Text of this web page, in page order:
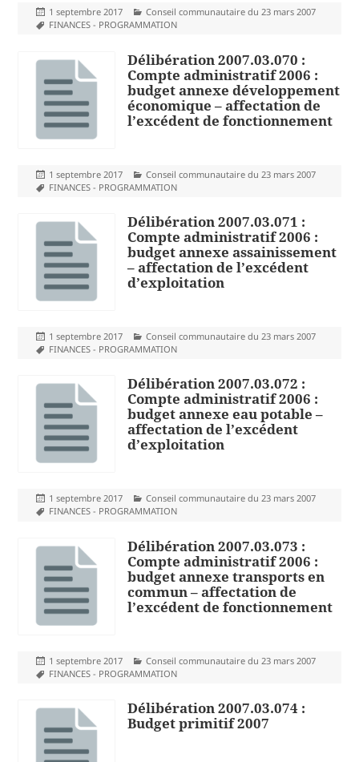
Publié
le
1 septembre 2017 Catégories
Conseil communautaire du 23 mars 2007
Mots-
FINANCES - PROGRAMMATION
Délibération 2007.03.070 :
Compte administratif 2006 :
budget annexe développement
économique – affectation de
l’excédent de fonctionnement
Publié
le
1 septembre 2017 Catégories
Conseil communautaire du 23 mars 2007
Mots-
FINANCES - PROGRAMMATION
Délibération 2007.03.071 :
Compte administratif 2006 :
budget annexe assainissement
– affectation de l’excédent
d’exploitation
Publié
le
1 septembre 2017 Catégories
Conseil communautaire du 23 mars 2007
Mots-
FINANCES - PROGRAMMATION
Délibération 2007.03.072 :
Compte administratif 2006 :
budget annexe eau potable –
affectation de l’excédent
d’exploitation
Publié
le
1 septembre 2017 Catégories
Conseil communautaire du 23 mars 2007
Mots-
FINANCES - PROGRAMMATION
Délibération 2007.03.073 :
Compte administratif 2006 :
budget annexe transports en
commun – affectation de
l’excédent de fonctionnement
Publié
le
1 septembre 2017 Catégories
Conseil communautaire du 23 mars 2007
Mots-
FINANCES - PROGRAMMATION
Délibération 2007.03.074 :
Budget primitif 2007